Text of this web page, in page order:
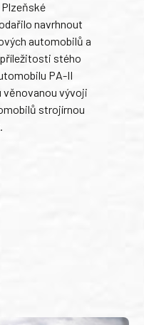
navrhnout
automobilů a
stého
PA-II
věnovanou vývoji
strojírnou